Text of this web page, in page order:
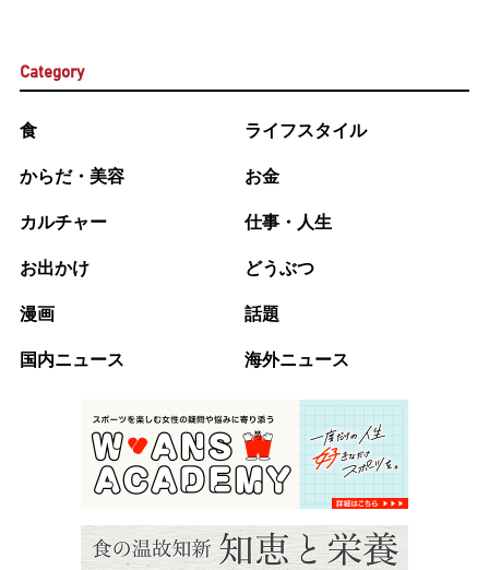
Category
食 ライフスタイル
からだ・美容 お金
カルチャー 仕事・人生
お出かけ どうぶつ
漫画 話題
国内ニュース 海外ニュース